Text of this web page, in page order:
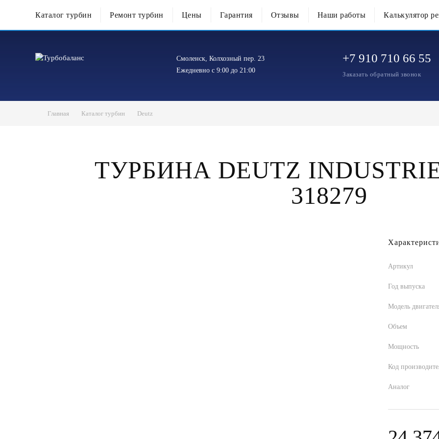
Каталог турбин Ремонт турбин Цены Гарантия Отзывы Наши работы Калькулятор
Смоленск, Колхозный пер. 23
Ежедневно с 9:00 до 21:00
+7 910 710 66 55
Заказать обратный звонок
Главная Каталог турбин Deutz
ТУРБИНА DEUTZ
318279
Артикул
Год выпуска
Модель
Объем
Мощность
Код
Аналог